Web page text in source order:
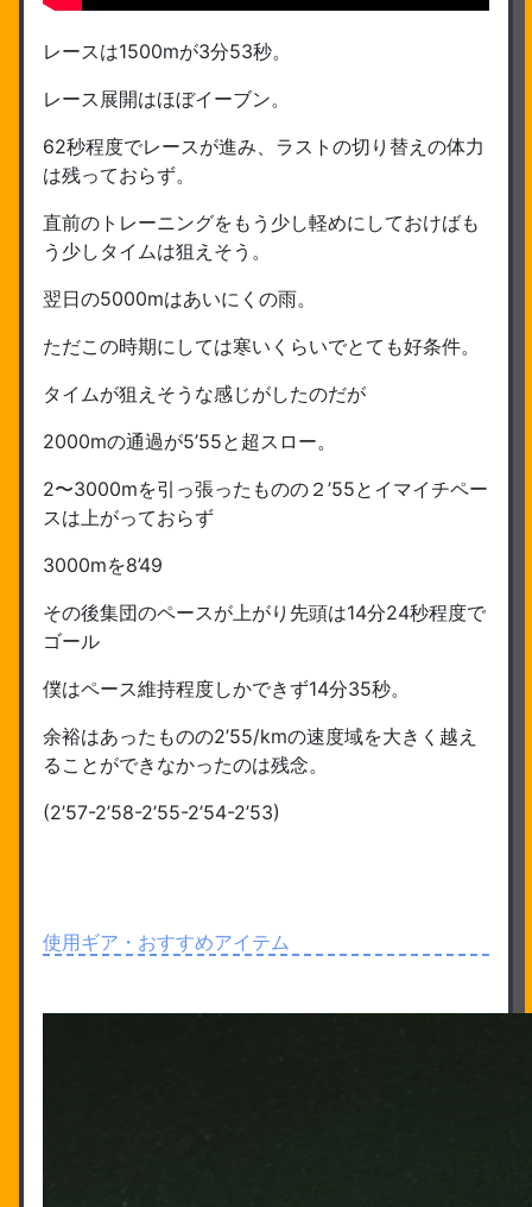
レースは1500mが3分53秒。
レース展開はほぼイーブン。
62秒程度でレースが進み、ラストの切り替えの体力
は残っておらず。
直前のトレーニングをもう少し軽めにしておけばも
う少しタイムは狙えそう。
翌日の5000mはあいにくの雨。
ただこの時期にしては寒いくらいでとても好条件。
タイムが狙えそうな感じがしたのだが
2000mの通過が5’55と超スロー。
2〜3000mを引っ張ったものの２’55とイマイチペー
スは上がっておらず
3000mを8’49
その後集団のペースが上がり先頭は14分24秒程度で
ゴール
僕はペース維持程度しかできず14分35秒。
余裕はあったものの2’55/kmの速度域を大きく越え
ることができなかったのは残念。
(2’57-2’58-2’55-2’54-2’53)
使用ギア・おすすめアイテム